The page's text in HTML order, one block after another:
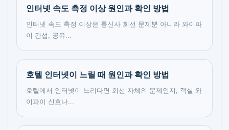
인터넷 속도 측정 이상 원인과 확인 방법
인터넷 속도 측정 이상은 통신사 회선 문제뿐 아니라 와이파
이 간섭, 공유...
호텔 인터넷이 느릴 때 원인과 확인 방법
호텔에서 인터넷이 느리다면 회선 자체의 문제인지, 객실 와
이파이 신호나...